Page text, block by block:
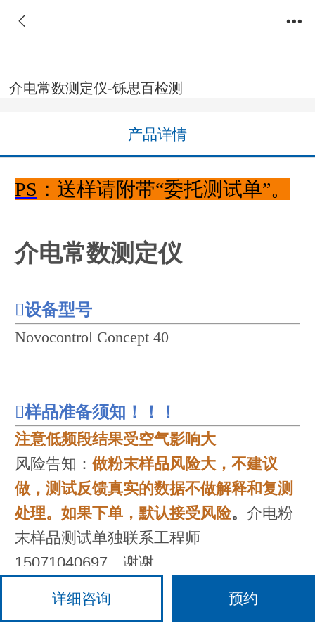
介电常数测定仪-铄思百检测
产品详情
PS ：送样请附带“委托测试单”。
介电常数测定仪
设备型号
Novocontrol Concept 40
样品准备须知 ！！！
注意低频段结果受空气影响大
风险告知： 做粉末样品风险大，不建议
做，测试反馈真实的数据不做解释和复测
处理。如果下单，默认接受风险。 介电粉
末样品测试单独联系工程师
15071040697，谢谢。
变温更高温度测试单独联工程师，谢谢。
详细咨询 预约